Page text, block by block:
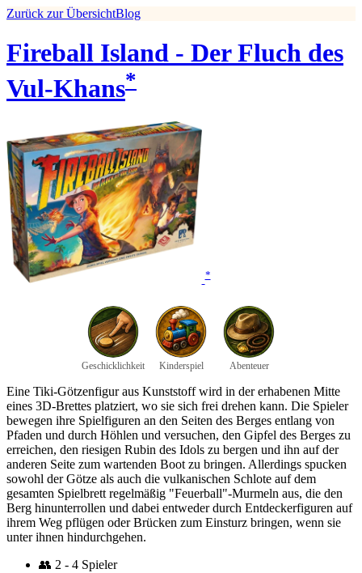
Zurück zur ÜbersichtBlog
Fireball Island - Der Fluch des
Vul-Khans*
*
Geschicklichkeit Kinderspiel Abenteuer
Eine Tiki-Götzenfigur aus Kunststoff wird in der erhabenen Mitte
eines 3D-Brettes platziert, wo sie sich frei drehen kann. Die Spieler
bewegen ihre Spielfiguren an den Seiten des Berges entlang von
Pfaden und durch Höhlen und versuchen, den Gipfel des Berges zu
erreichen, den riesigen Rubin des Idols zu bergen und ihn auf der
anderen Seite zum wartenden Boot zu bringen. Allerdings spucken
sowohl der Götze als auch die vulkanischen Schlote auf dem
gesamten Spielbrett regelmäßig "Feuerball"-Murmeln aus, die den
Berg hinunterrollen und dabei entweder durch Entdeckerfiguren auf
ihrem Weg pflügen oder Brücken zum Einsturz bringen, wenn sie
unter ihnen hindurchgehen.
👥 2 - 4 Spieler